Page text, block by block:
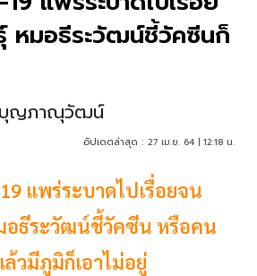
หมอธีระวัฒน์ชี้วัคซีนก็
บุญภาณุวัฒน์
อัปเดตล่าสุด : 27 เม.ย. 64 | 12:18 น.
แพร่ระบาดไปเรื่อยจน
อธีระวัฒน์ชี้วัคซีน หรือคน
วมีภูมิก็เอาไม่อยู่